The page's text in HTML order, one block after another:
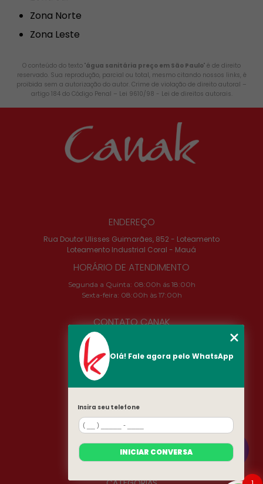
Zona Norte
Zona Leste
O conteúdo do texto "água sanitária preço em São Paulo" é de direito
reservado. Sua reprodução, parcial ou total, mesmo citando nossos links, é
proibida sem a autorização do autor. Crime de violação de direito autoral –
artigo 184 do Código Penal – Lei 9610/98 - Lei de direitos autorais
ENDEREÇO
Rua Doutor Ulisses Guimarães, 852 - Loteamento
Loteamento Industrial Coral - Mauá
HORÁRIO DE ATENDIMENTO
Segunda a Quinta: 08:00h ás 18:00h
Sexta-feira: 08:00h às 17:00h
CONTATO CANAK
camila@canak.com.br
SIGA-NOS!
MENU
INÍCIO
SOBRE
PRODUTOS
Olá! Fale agora pelo WhatsApp
Insira seu telefone
INICIAR CONVERSA